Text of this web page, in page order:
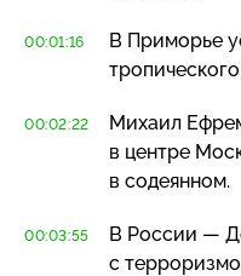
00:01:16
В Приморье
00:02:22
Михаил
в центре
в содеянном.
00:03:55
В России —
с